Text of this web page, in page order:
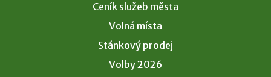
Ceník služeb města
Volná místa
Stánkový prodej
Volby 2026